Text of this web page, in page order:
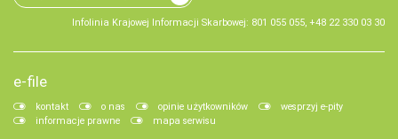
Infolinia Krajowej Informacji Skarbowej: 801 055 055, +48 22 330 03 30
e-file
kontakt o nas opinie użytkowników
wesprzyj e-pity
informacje prawne
mapa serwisu